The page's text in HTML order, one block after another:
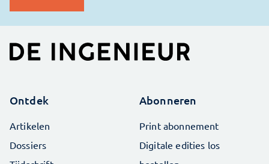
Ontdek
Artikelen
Dossiers
Abonneren
Print abonnement
Digitale edities los